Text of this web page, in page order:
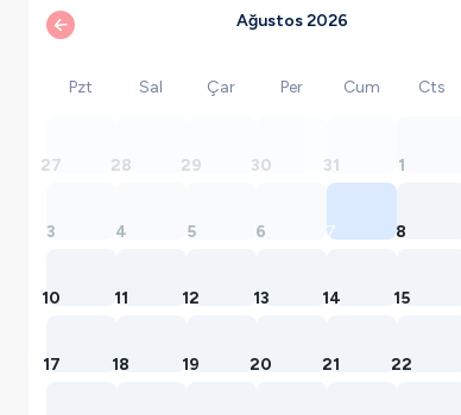
Ağustos 2026
Pzt Sal Çar Per Cum Cts
27 28 29 30 31 1
3 4 5 6 7 8
10 11 12 13 14 15
17 18 19 20 21 22